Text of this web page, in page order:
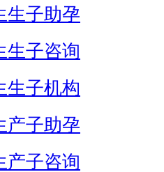
生子助孕
生子咨询
生子机构
产子助孕
产子咨询